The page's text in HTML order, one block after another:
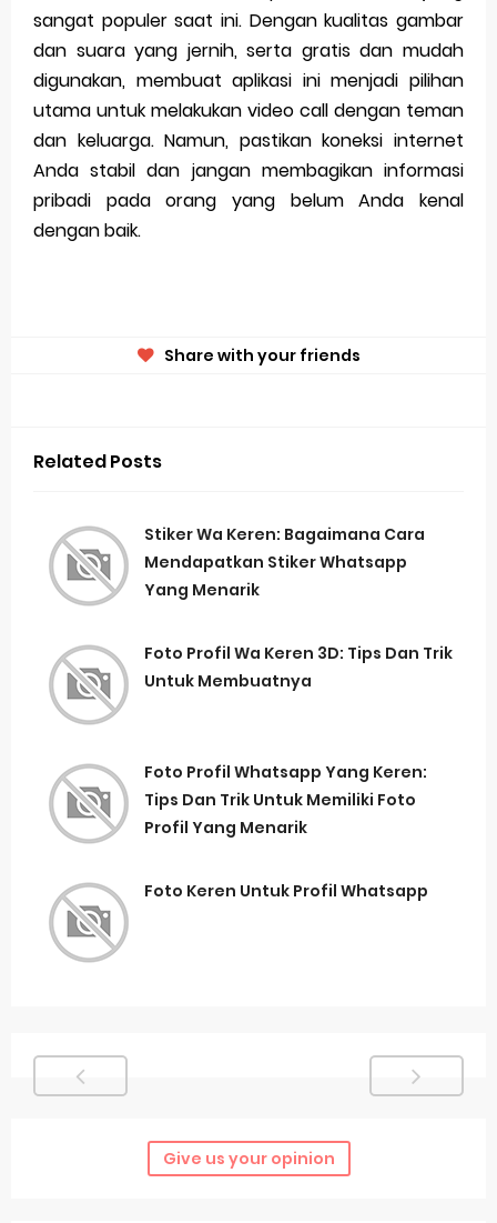
sangat populer saat ini. Dengan kualitas gambar
dan suara yang jernih, serta gratis dan mudah
digunakan, membuat aplikasi ini menjadi pilihan
utama untuk melakukan video call dengan teman
dan keluarga. Namun, pastikan koneksi internet
Anda stabil dan jangan membagikan informasi
pribadi pada orang yang belum Anda kenal
dengan baik.
Share with your friends
Related Posts
Stiker Wa Keren: Bagaimana Cara
Mendapatkan Stiker Whatsapp
Yang Menarik
Foto Profil Wa Keren 3D: Tips Dan Trik
Untuk Membuatnya
Foto Profil Whatsapp Yang Keren:
Tips Dan Trik Untuk Memiliki Foto
Profil Yang Menarik
Foto Keren Untuk Profil Whatsapp
Give us your opinion